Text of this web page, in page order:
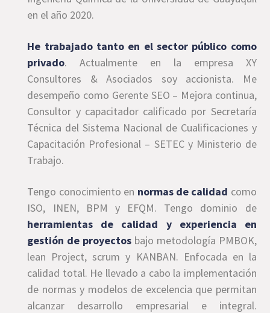
en el año 2020.
He trabajado tanto en el sector público como
privado. Actualmente en la empresa XY
Consultores & Asociados soy accionista. Me
desempeño como Gerente SEO – Mejora continua,
Consultor y capacitador calificado por Secretaría
Técnica del Sistema Nacional de Cualificaciones y
Capacitación Profesional – SETEC y Ministerio de
Trabajo.
Tengo conocimiento en normas de calidad como
ISO, INEN, BPM y EFQM. Tengo dominio de
herramientas de calidad y experiencia en
gestión de proyectos bajo metodología PMBOK,
lean Project, scrum y KANBAN. Enfocada en la
calidad total. He llevado a cabo la implementación
de normas y modelos de excelencia que permitan
alcanzar desarrollo empresarial e integral.